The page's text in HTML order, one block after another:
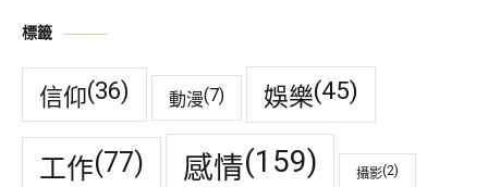
標籤
信仰(36) 動漫(7) 娛樂(45)
工作(77) 感情(159) 攝影(2)